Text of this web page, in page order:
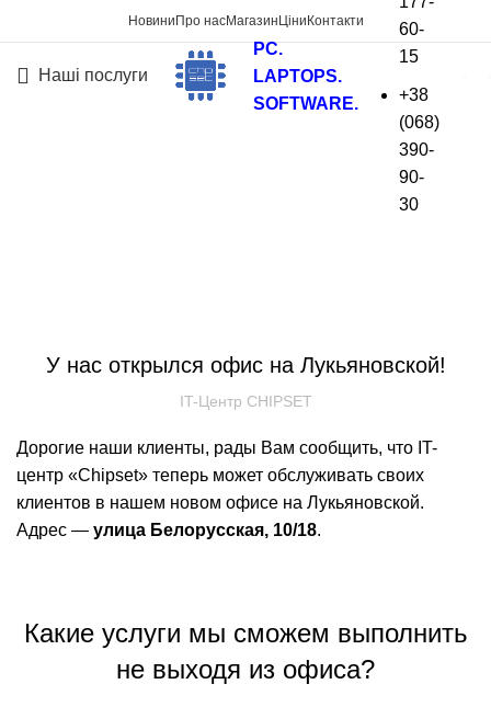
Новини Про насМагазин Ціни Контакти
Наші послуги
PC.
LAPTOPS.
SOFTWARE.
60-
15
+38
(068)
390-
90-
30
У нас открылся
У нас открылся офис на Лукьяновской!
IT-Центр CHIPSET
Дорогие наши клиенты, рады Вам сообщить, что IT-
центр «Chipset» теперь может обслуживать своих
клиентов в нашем новом офисе на Лукьяновской.
Адрес — улица Белорусская, 10/18.
Какие услуги мы сможем выполнить
не выходя из офиса?